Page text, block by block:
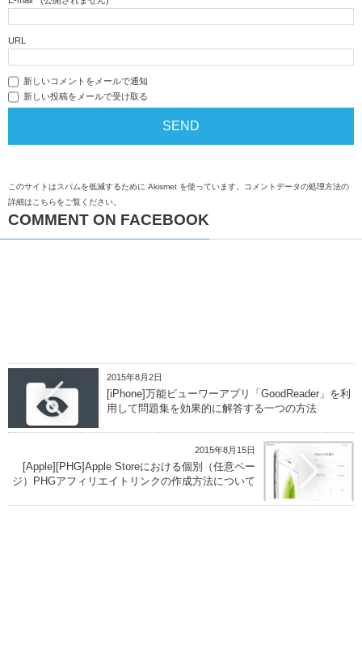
URL
新しいコメントをメールで通知
新しい投稿をメールで受け取る
このサイトはスパムを低減するために Akismet を使っています。 コメントデータの処理方法の
詳細はこちらをご覧ください。
COMMENT ON FACEBOOK
2015年8月2日
[iPhone]万能ビューワーアプリ「GoodReader」を利
用して問題集を効果的に解答する一つの方法
2015年8月15日
[Apple][PHG]Apple Storeにおける個別（任意ペー
ジ）PHGアフィリエイトリンクの作成方法について